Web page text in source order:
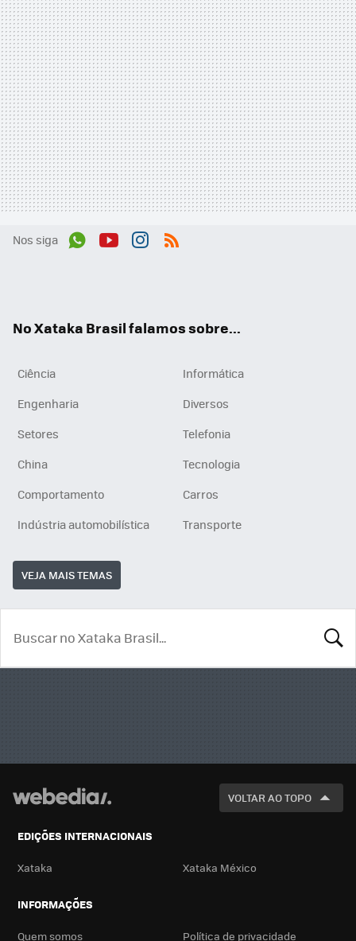
Nos siga
No Xataka Brasil falamos sobre...
Ciência
Informática
Engenharia
Diversos
Setores
Telefonia
China
Tecnologia
Comportamento
Carros
Indústria automobilística
Transporte
VEJA MAIS TEMAS
VOLTAR AO TOPO
EDIÇÕES INTERNACIONAIS
Xataka Xataka México
INFORMAÇÕES
Quem somos Política de privacidade